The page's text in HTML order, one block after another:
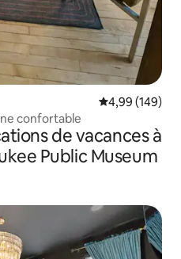
Évaluation
4,99 (149)
confortable
de vacances à
Public Museum